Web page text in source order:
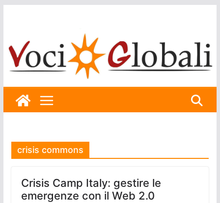
crisis commons
Crisis Camp Italy: gestire le
emergenze con il Web 2.0